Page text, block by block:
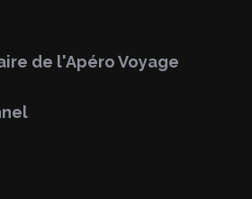
de l'Apéro Voyage